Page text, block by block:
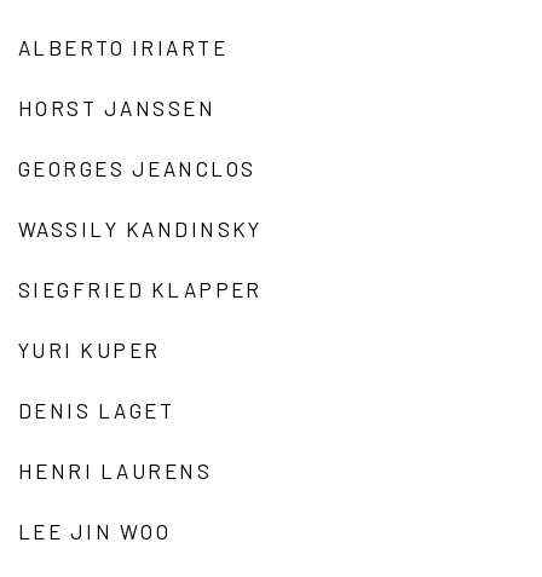
ALBERTO IRIARTE
HORST JANSSEN
GEORGES JEANCLOS
WASSILY KANDINSKY
SIEGFRIED KLAPPER
YURI KUPER
DENIS LAGET
HENRI LAURENS
LEE JIN WOO